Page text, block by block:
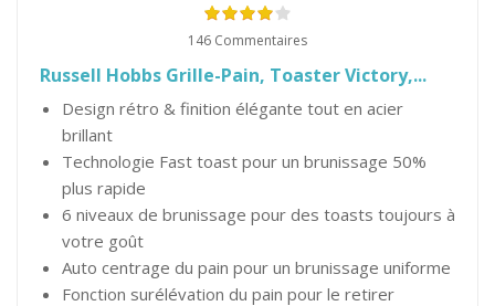
146 Commentaires
Russell Hobbs Grille-Pain, Toaster Victory,...
Design rétro & finition élégante tout en acier
brillant
Technologie Fast toast pour un brunissage 50%
plus rapide
6 niveaux de brunissage pour des toasts toujours à
votre goût
Auto centrage du pain pour un brunissage uniforme
Fonction surélévation du pain pour le retirer